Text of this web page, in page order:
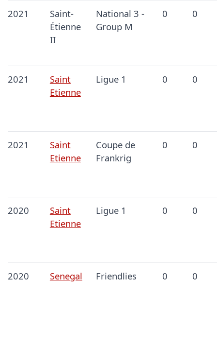
2021
Saint-
Étienne
II
National 3 -
Group M
0 0
2021
Saint
Etienne
Ligue 1 0 0
2021
Saint
Etienne
Coupe de
Frankrig
0 0
2020
Saint
Etienne
Ligue 1 0 0
2020 Senegal Friendlies 0 0